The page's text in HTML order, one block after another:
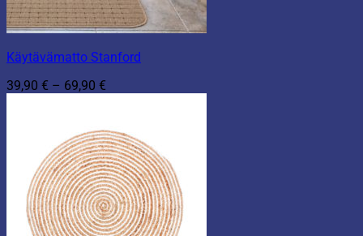
Käytävämatto Stanford
39,90 € – 69,90 €
69,90 €